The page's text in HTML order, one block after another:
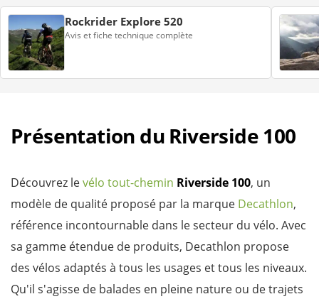
Rockrider Explore 520
Avis et fiche technique complète
Présentation du Riverside 100
Découvrez levélo tout-chemin Riverside 100, un
modèle de qualité proposé par la marque Decathlon,
référence incontournable dans le secteur du vélo. Avec
sa gamme étendue de produits, Decathlon propose
des vélos adaptés à tous les usages et tous les niveaux.
Qu'il s'agisse de balades en pleine nature ou de trajets